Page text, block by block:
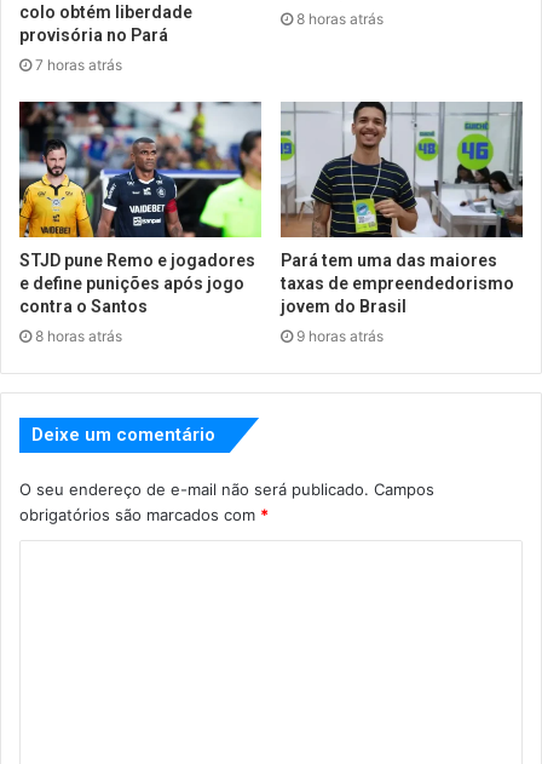
colo obtém liberdade
provisória no Pará
7 horas atrás
8 horas atrás
STJD pune Remo e jogadores
e define punições após jogo
contra o Santos
8 horas atrás
Pará tem uma das maiores
taxas de empreendedorismo
jovem do Brasil
9 horas atrás
Deixe um comentário
O seu endereço de e-mail não será publicado. Campos
obrigatórios são marcados com *